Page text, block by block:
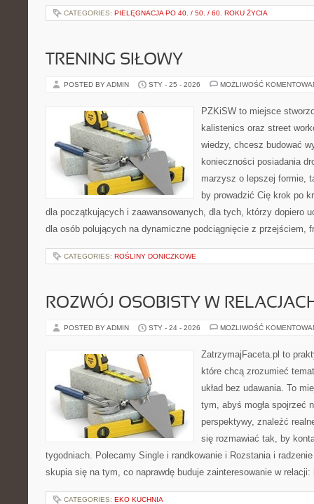
CATEGORIES: PIELĘGNACJA PO 40. / 50. / 60. ROKU ŻYCIA
TRENING SIŁOWY
POSTED BY ADMIN STY - 25 - 2026 MOŻLIWOŚĆ
PZKiSW to miejsce
kalistenics oraz street
wiedzy, chcesz budować
konieczności posiadania
marzysz o lepszej formie,
by prowadzić Cię krok po
dla początkujących i zaawansowanych, dla tych, którzy dopiero
dla osób polujących na dynamiczne podciągnięcie z przejściem,
CATEGORIES: ROŚLINY DONICZKOWE
ROZWÓJ OSOBISTY W
POSTED BY ADMIN STY - 24 - 2026 MOŻLIWOŚĆ
ZatrzymajFaceta.pl to
które chcą zrozumieć
układ bez udawania. To
tym, abyś mogła spojrzeć
perspektywy, znaleźć
się rozmawiać tak, by
tygodniach. Polecamy Single i randkowanie i Rozstania i
skupia się na tym, co naprawdę buduje zainteresowanie w
CATEGORIES: EKO KUCHNIA